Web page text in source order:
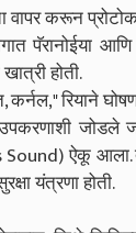
वापर करून
पॅरानोईया
होती.
रियाने
ऐकू
यंत्रणा होती.